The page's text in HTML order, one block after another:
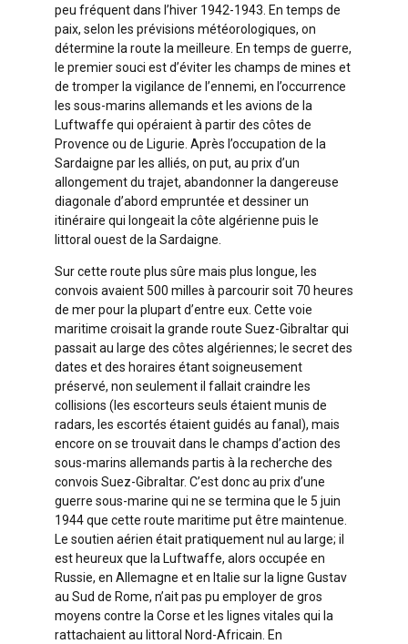
peu fréquent dans l’hiver 1942-1943. En temps de
paix, selon les prévisions météorologiques, on
détermine la route la meilleure. En temps de guerre,
le premier souci est d’éviter les champs de mines et
de tromper la vigilance de l’ennemi, en l’occurrence
les sous-marins allemands et les avions de la
Luftwaffe qui opéraient à partir des côtes de
Provence ou de Ligurie. Après l’occupation de la
Sardaigne par les alliés, on put, au prix d’un
allongement du trajet, abandonner la dangereuse
diagonale d’abord empruntée et dessiner un
itinéraire qui longeait la côte algérienne puis le
littoral ouest de la Sardaigne.
Sur cette route plus sûre mais plus longue, les
convois avaient 500 milles à parcourir soit 70 heures
de mer pour la plupart d’entre eux. Cette voie
maritime croisait la grande route Suez-Gibraltar qui
passait au large des côtes algériennes; le secret des
dates et des horaires étant soigneusement
préservé, non seulement il fallait craindre les
collisions (les escorteurs seuls étaient munis de
radars, les escortés étaient guidés au fanal), mais
encore on se trouvait dans le champs d’action des
sous-marins allemands partis à la recherche des
convois Suez-Gibraltar. C’est donc au prix d’une
guerre sous-marine qui ne se termina que le 5 juin
1944 que cette route maritime put être maintenue.
Le soutien aérien était pratiquement nul au large; il
est heureux que la Luftwaffe, alors occupée en
Russie, en Allemagne et en Italie sur la ligne Gustav
au Sud de Rome, n’ait pas pu employer de gros
moyens contre la Corse et les lignes vitales qui la
rattachaient au littoral Nord-Africain. En